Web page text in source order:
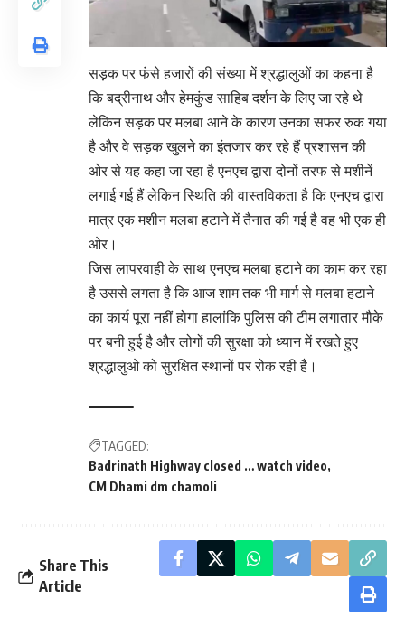
सड़क पर फंसे हजारों की संख्या में श्रद्धालुओं का कहना है
कि बद्रीनाथ और हेमकुंड साहिब दर्शन के लिए जा रहे थे
लेकिन सड़क पर मलबा आने के कारण उनका सफर रुक गया
है और वे सड़क खुलने का इंतजार कर रहे हैं प्रशासन की
ओर से यह कहा जा रहा है एनएच द्वारा दोनों तरफ से मशीनें
लगाई गई हैं लेकिन स्थिति की वास्तविकता है कि एनएच द्वारा
मात्र एक मशीन मलबा हटाने में तैनात की गई है वह भी एक ही
ओर।
जिस लापरवाही के साथ एनएच मलबा हटाने का काम कर रहा
है उससे लगता है कि आज शाम तक भी मार्ग से मलबा हटाने
का कार्य पूरा नहीं होगा हालांकि पुलिस की टीम लगातार मौके
पर बनी हुई है और लोगों की सुरक्षा को ध्यान में रखते हुए
श्रद्धालुओ को सुरक्षित स्थानों पर रोक रही है।
TAGGED:
Badrinath Highway closed … watch video
CM Dhami dm chamoli
Share This
Article